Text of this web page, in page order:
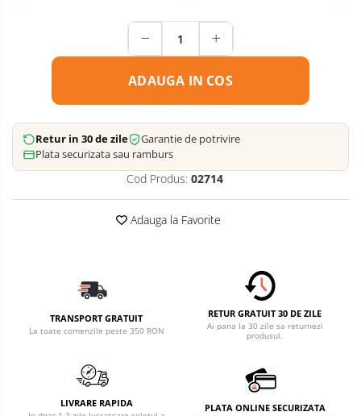
ADAUGA IN COS
Retur in 30 de zile
Garantie de potrivire
Plata securizata sau ramburs
Cod Produs: 02714
Adauga la Favorite
TRANSPORT GRATUIT
La toate comenzile peste 350 RON
RETUR GRATUIT 30 DE ZILE
Ai pana la 30 zile sa returnezi
produsul.
LIVRARE RAPIDA PLATA ONLINE SECURIZATA